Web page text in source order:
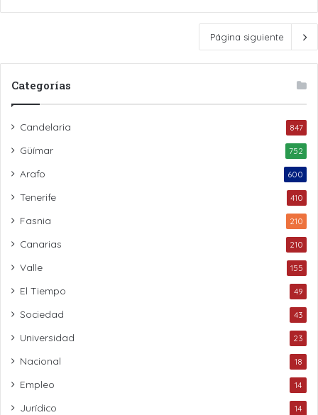
Página siguiente
Categorías
Candelaria 847
Güímar 752
Arafo 600
Tenerife 410
Fasnia 210
Canarias 210
Valle 155
El Tiempo 49
Sociedad 43
Universidad 23
Nacional 18
Empleo 14
Jurídico 14